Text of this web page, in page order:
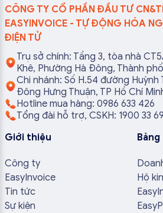
CÔNG TY CỔ PHẦN ĐẦU TƯ
EASYINVOICE - TỰ ĐỘNG HÓA
ĐIỆN TỬ
Trụ sở chính: Tầng 3, tòa nhà
Khê, Phường Hà Đông, Thành
Chi nhánh: Số H.54 đường
Đông Hưng Thuận, TP Hồ Chí
Hotline mua hàng: 0986 633 426
Tổng đài hỗ trợ, CSKH: 1900 33 69
Giới thiệu
Công ty
EasyInvoice
Tin tức
Sự kiện
Bảng
Hộ